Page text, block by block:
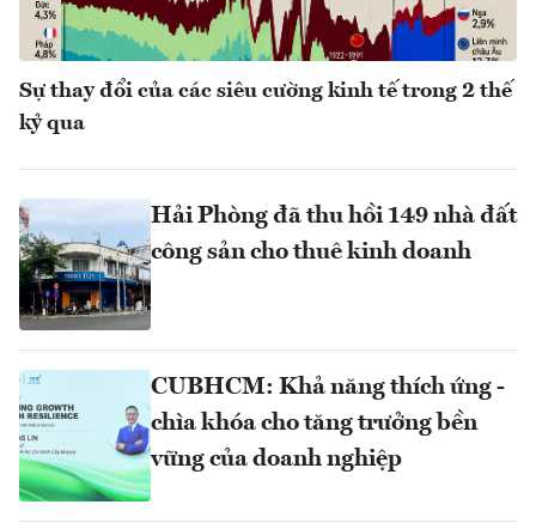
Sự thay đổi của các siêu cường kinh tế trong 2 thế
kỷ qua
Hải Phòng đã thu hồi 149 nhà đất
công sản cho thuê kinh doanh
CUBHCM: Khả năng thích ứng -
chìa khóa cho tăng trưởng bền
vững của doanh nghiệp